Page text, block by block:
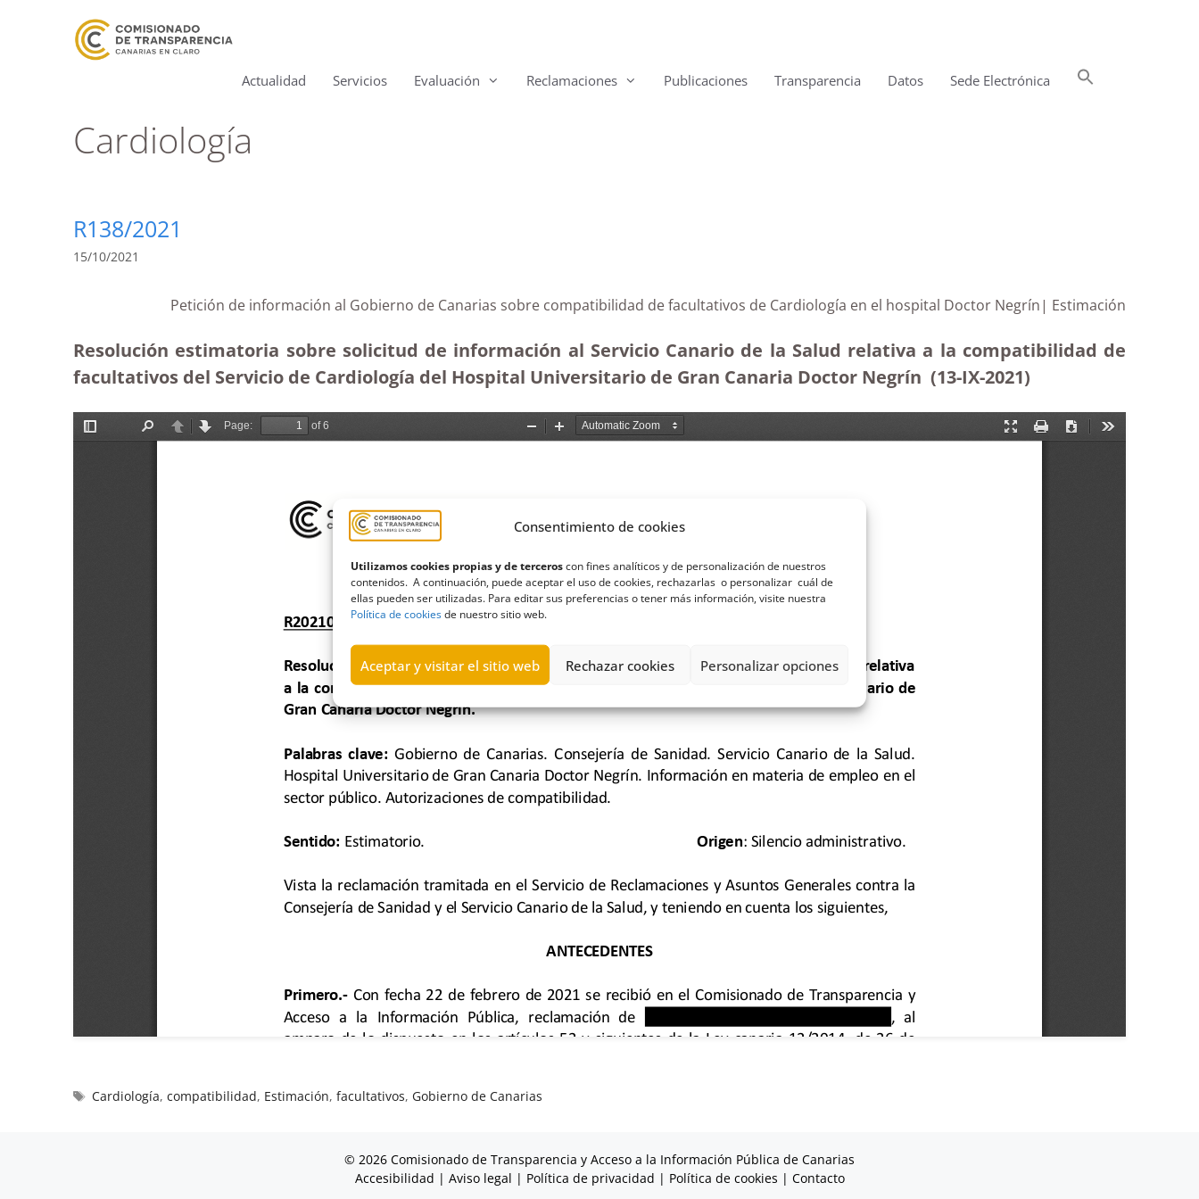
Consentimiento de cookies
Utilizamos cookies propias y de terceroscon fines analíticos y de personalización de nuestros
contenidos. A continuación, puede aceptar el uso de cookies, rechazarlas o personalizar cuál de
ellas pueden ser utilizadas. Para editar sus preferencias o tener más información, visite nuestra
Política de cookiesde nuestro sitio web.
Aceptar y visitar el sitio web Rechazar cookies Personalizar opciones
Actualidad Servicios Evaluación Reclamaciones Publicaciones Transparencia Datos Sede Electrónica
Cardiología
R138/2021
15/10/2021
Petición de información al Gobierno de Canarias sobre compatibilidad de facultativos de Cardiología en el hospital Doctor Negrín| Estimación
Resolución estimatoria sobre solicitud de información al Servicio Canario de la Salud relativa a la compatibilidad de
facultativos del Servicio de Cardiología del Hospital Universitario de Gran Canaria Doctor Negrín (13-IX-2021)
Cardiología,compatibilidad, Estimación,facultativos, Gobierno de Canarias
© 2026 Comisionado de Transparencia y Acceso a la Información Pública de Canarias
Accesibilidad | Aviso legal | Política de privacidad | Política de cookies | Contacto